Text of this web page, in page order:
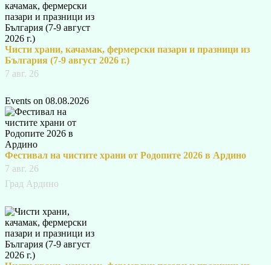
Чисти храни, качамак, фермерски пазари и празници из
България (7-9 август 2026 г.)
7 авг. 26
Events on 08.08.2026
Фестивал на чистите храни от Родопите 2026 в Ардино
7 авг. 26
Град Ардино